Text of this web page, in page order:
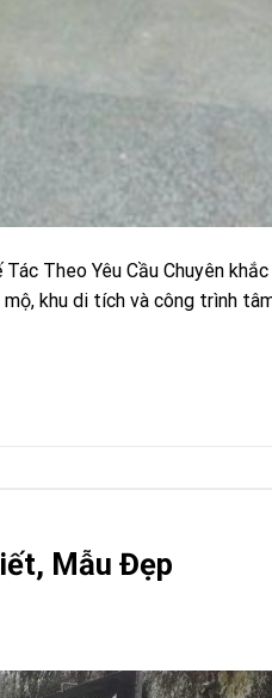
Theo Yêu Cầu Chuyên
khu di tích và công trình
Mẫu Đẹp